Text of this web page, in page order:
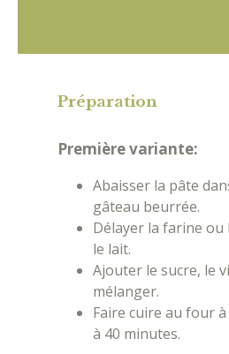
Préparation
Première variante:
Abaisser la pâte
gâteau beurrée.
Délayer la farine ou
le lait.
Ajouter le sucre, le
mélanger.
Faire cuire au four
à 40 minutes.